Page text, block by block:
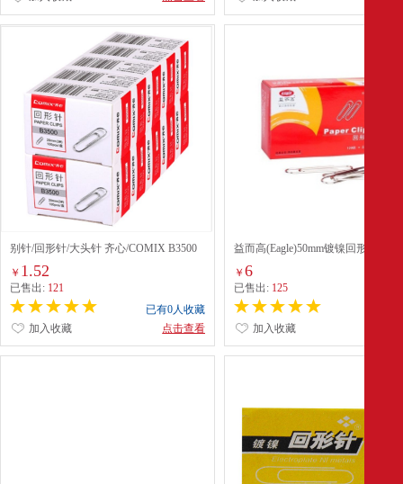
别针/回形针/大头针 齐心/COMIX B3500
￥ 1.52
已售出: 121
已有0人收藏
点击查看
加入收藏
益而高(Eagle)50mm镀镍回形针(EG-
￥6
已售出: 125
加入收藏